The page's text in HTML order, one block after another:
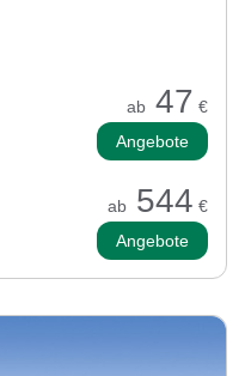
ab 47 €
Angebote
ab 544 €
Angebote